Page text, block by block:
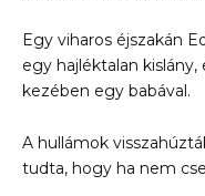
Egy viharos éjszakán
egy hajléktalan
kezében egy babával.
A hullámok
tudta, hogy ha nem